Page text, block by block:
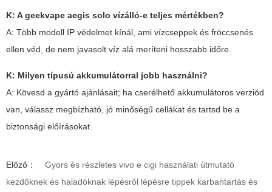
K: Ageekvape aegis solo vízálló-e teljes mértékben?
A: Több modell IP védelmet kínál, ami vízcseppek és fröccsenés
ellen véd, de nem javasolt víz alá meríteni hosszabb időre.
K: Milyen típusú akkumulátorral jobb használni?
A: Kövesd a gyártó ajánlásait; ha cserélhető akkumulátoros verziód
van, válassz megbízható, jó minőségű cellákat és tartsd be a
biztonsági előírásokat.
Előző：
Gyors és részletes vivo e cigi használati útmutató
kezdőknek és haladóknak lépésről lépésre tippek karbantartás és